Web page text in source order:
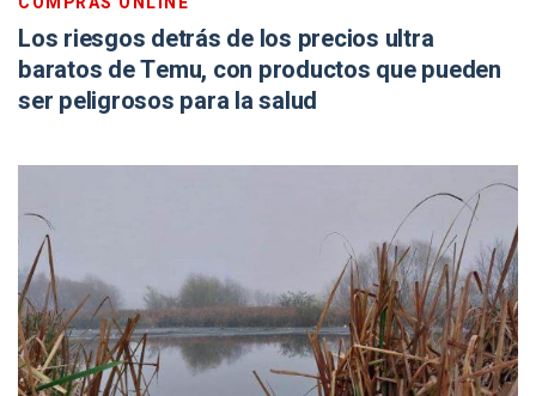
Los riesgos detrás de los precios ultra
baratos de Temu, con productos que pueden
ser peligrosos para la salud